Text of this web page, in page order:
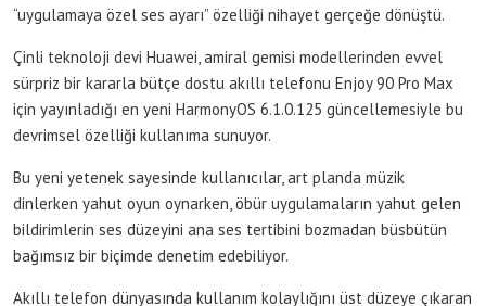
“uygulamaya özel ses ayarı” özelliği nihayet gerçeğe dönüştü.
Çinli teknoloji devi Huawei, amiral gemisi modellerinden evvel
sürpriz bir kararla bütçe dostu akıllı telefonu Enjoy 90 Pro Max
için yayınladığı en yeni HarmonyOS 6.1.0.125 güncellemesiyle bu
devrimsel özelliği kullanıma sunuyor.
Bu yeni yetenek sayesinde kullanıcılar, art planda müzik
dinlerken yahut oyun oynarken, öbür uygulamaların yahut gelen
bildirimlerin ses düzeyini ana ses tertibini bozmadan büsbütün
bağımsız bir biçimde denetim edebiliyor.
Akıllı telefon dünyasında kullanım kolaylığını üst düzeye çıkaran